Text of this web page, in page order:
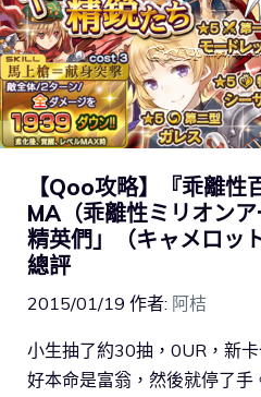
【Qoo攻略】『乖離
MA（乖離性ミリオン
精英們」（キャメロッ
總評
2015/01/19 作者: 阿桔
小生抽了約30抽，0UR，新
好本命是富翁，然後就停了手